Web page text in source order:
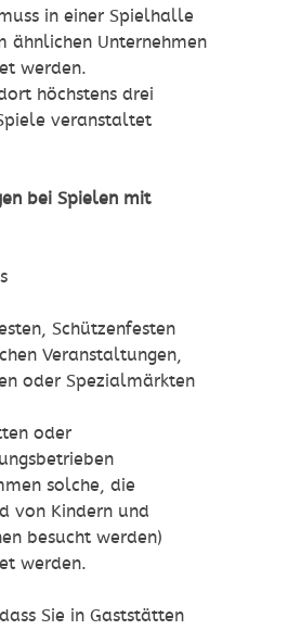
in einer Spielhalle
ähnlichen Unternehmen
werden.
höchstens drei
veranstaltet
bei Spielen mit
Schützenfesten
Veranstaltungen,
oder Spezialmärkten
oder
solche, die
von Kindern und
besucht werden)
werden.
Sie in Gaststätten